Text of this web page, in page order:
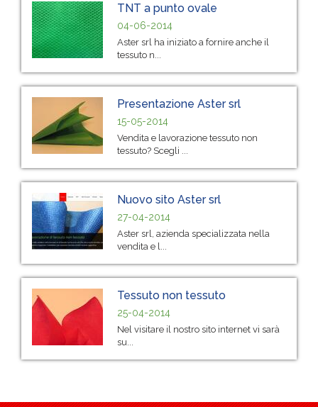
TNT a punto ovale
04-06-2014
Aster srl ha iniziato a fornire anche il
tessuto n...
Presentazione Aster srl
15-05-2014
Vendita e lavorazione tessuto non
tessuto? Scegli ...
Nuovo sito Aster srl
27-04-2014
Aster srl, azienda specializzata nella
vendita e l...
Tessuto non tessuto
25-04-2014
Nel visitare il nostro sito internet vi sarà
su...